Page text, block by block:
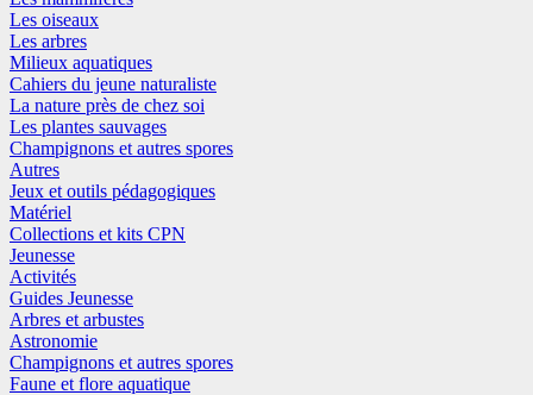
Les oiseaux
Les arbres
Milieux aquatiques
Cahiers du jeune naturaliste
La nature près de chez soi
Les plantes sauvages
Champignons et autres spores
Autres
Jeux et outils pédagogiques
Matériel
Collections et kits CPN
Jeunesse
Activités
Guides Jeunesse
Arbres et arbustes
Astronomie
Champignons et autres spores
Faune et flore aquatique